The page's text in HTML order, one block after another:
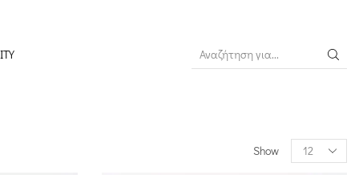
SEARCH
Show
Products
per